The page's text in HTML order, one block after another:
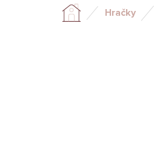
DomůHračky